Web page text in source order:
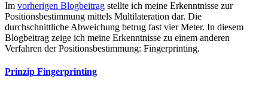
Im vorherigen Blogbeitrag stellte ich meine Erkenntnisse zur
Positionsbestimmung mittels Multilateration dar. Die
durchschnittliche Abweichung betrug fast vier Meter. In diesem
Blogbeitrag zeige ich meine Erkenntnisse zu einem anderen
Verfahren der Positionsbestimmung: Fingerprinting.
Prinzip Fingerprinting